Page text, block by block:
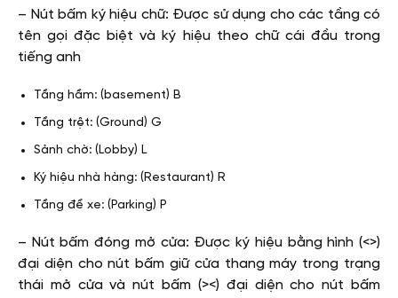
– Nút bấm ký hiệu chữ: Được sử dụng cho các tầng có
tên gọi đặc biệt và ký hiệu theo chữ cái đầu trong
tiếng anh
Tầng hầm: (basement) B
Tầng trệt: (Ground) G
Sảnh chờ: (Lobby) L
Ký hiệu nhà hàng: (Restaurant) R
Tầng để xe: (Parking) P
– Nút bấm đóng mở cửa: Được ký hiệu bằng hình (<>)
đại diện cho nút bấm giữ cửa thang máy trong trạng
thái mở cửa và nút bấm (><) đại diện cho nút bấm